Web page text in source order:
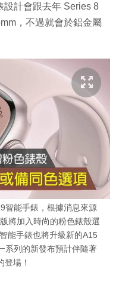
設計會跟去年 Series 8
，不過就會於鋁金屬
智能手錶，根據消息來源
將加入時尚的粉色錶殼選
能手錶也將升級新的A15
系列的新發布預計伴隨著
登場！